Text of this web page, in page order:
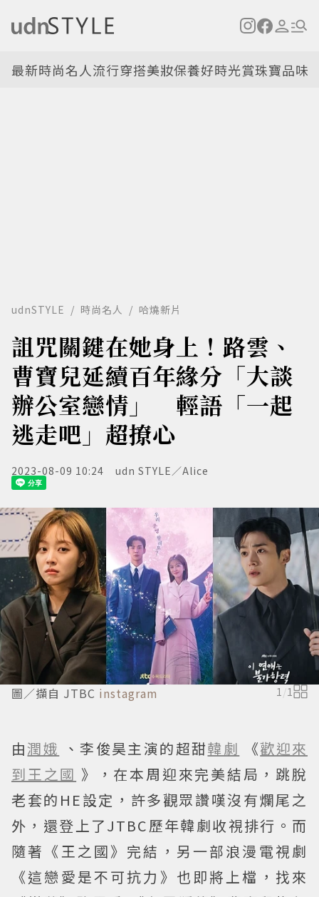
最新時尚名人流行穿搭美妝保養好時光賞珠寶品味
udnSTYLE 時尚名人 哈燒新片
詛咒關鍵在她身上！路雲、
曹寶兒延續百年緣分「大談
辦公室戀情」 輕語「一起
逃走吧」超撩心
2023-08-09 10:24 udn STYLE／Alice
圖／擷自 JTBC instagram 1 /1
由潤娥 、李俊昊主演的超甜韓劇 《歡迎來
到王之國 》，在本周迎來完美結局，跳脫
老套的HE設定，許多觀眾讚嘆沒有爛尾之
外，還登上了JTBC歷年韓劇收視排行。而
隨著《王之國》完結，另一部浪漫電視劇
《這戀愛是不可抗力》也即將上檔，找來